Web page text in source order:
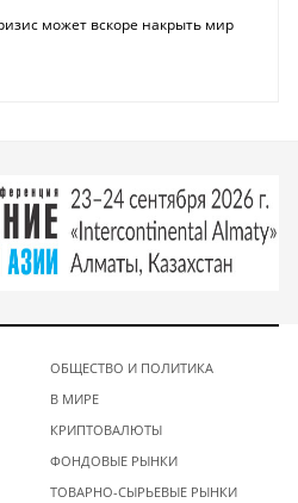
может вскоре накрыть мир
ОБЩЕСТВО И ПОЛИТИКА
В МИРЕ
КРИПТОВАЛЮТЫ
ФОНДОВЫЕ РЫНКИ
ТОВАРНО-СЫРЬЕВЫЕ РЫНКИ